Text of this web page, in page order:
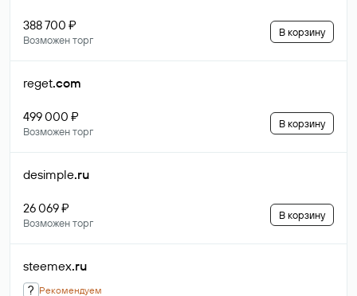
388 700 ₽
Возможен торг
В корзину
reget.com
499 000 ₽
Возможен торг
В корзину
desimple.ru
26 069 ₽
Возможен торг
В корзину
steemex.ru
? Рекомендуем